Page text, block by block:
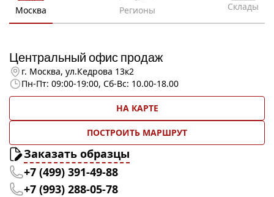
Москва Регионы Склады
Центральный офис продаж
г. Москва, ул.Кедрова 13к2
Пн-Пт: 09:00-19:00, Сб-Вс: 10.00-18.00
НА КАРТЕ
ПОСТРОИТЬ МАРШРУТ
Заказать образцы
+7 (499) 391-49-88
+7 (993) 288-05-78